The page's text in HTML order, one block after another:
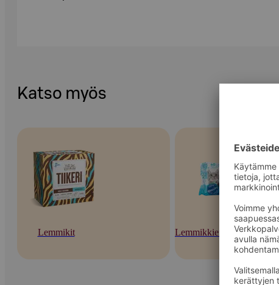
Katso myös
Lemmikit Lemmikkien hoito ja